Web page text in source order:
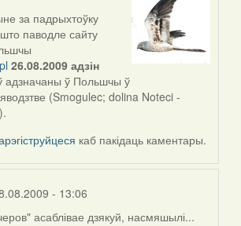
за падрыхтоўку
паводле сайту
26.08.2009 адзін
ў Польшчы ў
(Smogulec; dolina Noteci -
каб пакідаць каментары.
- 13:06
асаблівае дзякуй, насмяшылі...